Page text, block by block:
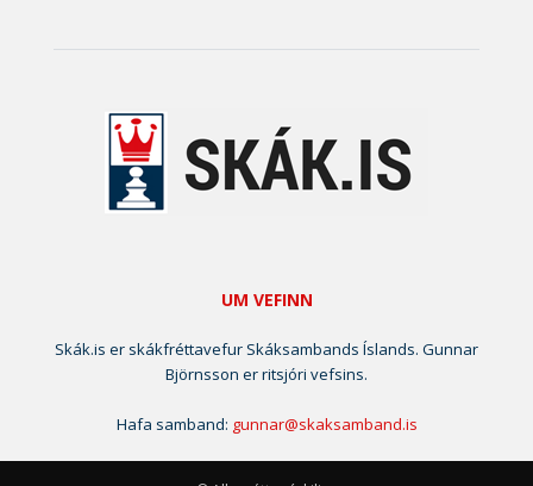
UM VEFINN
Skák.is er skákfréttavefur Skáksambands Íslands. Gunnar
Björnsson er ritsjóri vefsins.
Hafa samband: gunnar@skaksamband.is